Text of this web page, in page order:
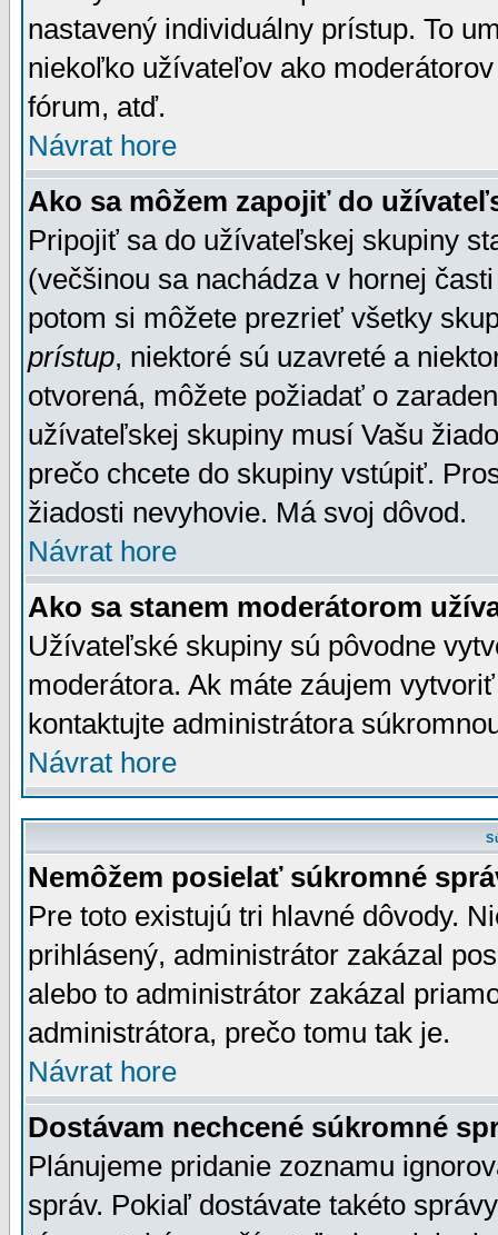
nastavený individuálny prístup. To
niekoľko užívateľov ako
fórum, atď.
Návrat hore
Ako sa môžem zapojiť do
Pripojiť sa do užívateľskej skupiny
(večšinou sa nachádza v hornej
potom si môžete prezrieť všetky
prístup, niektoré sú uzavreté a
otvorená, môžete požiadať o
užívateľskej skupiny musí Vašu
prečo chcete do skupiny vstúpiť.
žiadosti nevyhovie. Má svoj dôvod.
Návrat hore
Ako sa stanem moderátorom
Užívateľské skupiny sú pôvodne
moderátora. Ak máte záujem
kontaktujte administrátora
Návrat hore
Nemôžem posielať súkromné
Pre toto existujú tri hlavné dôvody.
prihlásený, administrátor zakázal
alebo to administrátor zakázal
administrátora, prečo tomu tak je.
Návrat hore
Dostávam nechcené súkromné
Plánujeme pridanie zoznamu
správ. Pokiaľ dostávate takéto